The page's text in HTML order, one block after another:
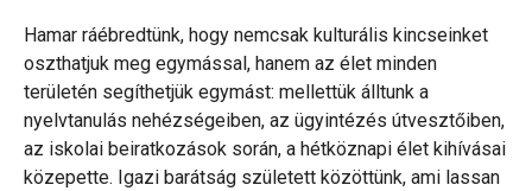
Hamar ráébredtünk, hogy nemcsak kulturális kincseinket
oszthatjuk meg egymással, hanem az élet minden
területén segíthetjük egymást: mellettük álltunk a
nyelvtanulás nehézségeiben, az ügyintézés útvesztőiben,
az iskolai beiratkozások során, a hétköznapi élet kihívásai
közepette. Igazi barátság született közöttünk, ami lassan